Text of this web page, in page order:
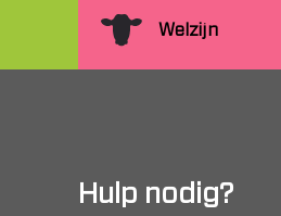
Welzijn
Hulp nodig?